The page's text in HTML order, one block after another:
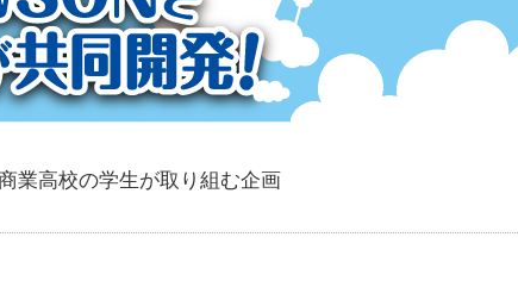
業高校の学生が取り組む企画